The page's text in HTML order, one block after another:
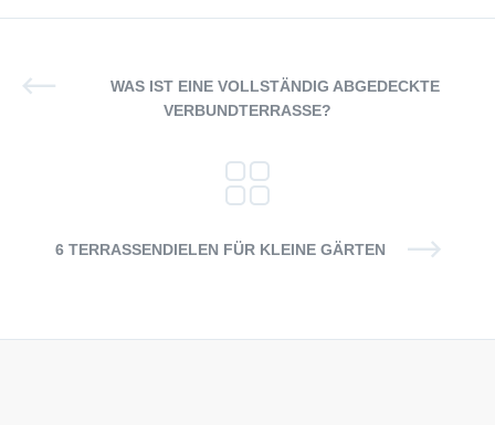
WAS IST EINE VOLLSTÄNDIG ABGEDECKTE
VERBUNDTERRASSE?
6 TERRASSENDIELEN FÜR KLEINE GÄRTEN